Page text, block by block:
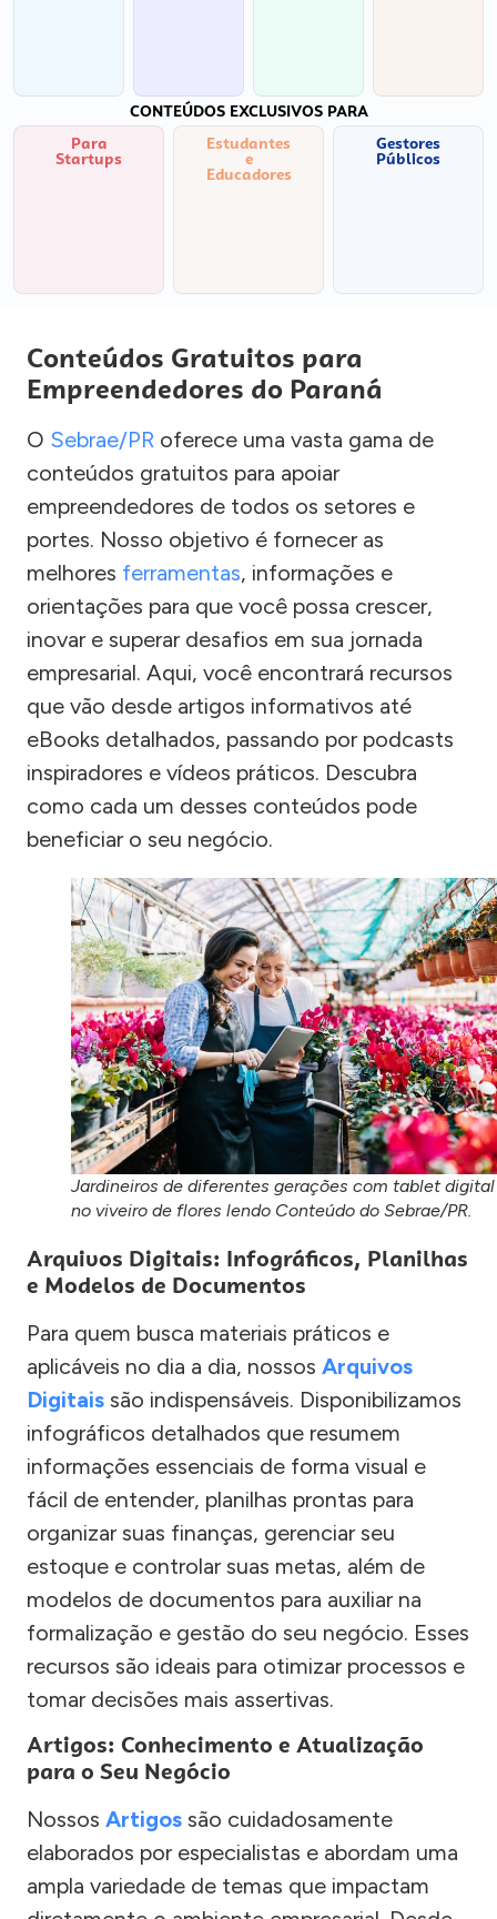
CONTEÚDOS EXCLUSIVOS PARA
Para
Startups
Estudantes
e
Educadores
Gestores
Públicos
Conteúdos Gratuitos para
Empreendedores do Paraná
O Sebrae/PR oferece uma vasta gama de
conteúdos gratuitos para apoiar
empreendedores de todos os setores e
portes. Nosso objetivo é fornecer as
melhores ferramentas, informações e
orientações para que você possa crescer,
inovar e superar desafios em sua jornada
empresarial. Aqui, você encontrará recursos
que vão desde artigos informativos até
eBooks detalhados, passando por podcasts
inspiradores e vídeos práticos. Descubra
como cada um desses conteúdos pode
beneficiar o seu negócio.
Jardineiros de diferentes gerações com tablet digital
no viveiro de flores lendo Conteúdo do Sebrae/PR.
Arquivos Digitais: Infográficos, Planilhas
e Modelos de Documentos
Para quem busca materiais práticos e
aplicáveis no dia a dia, nossos Arquivos
Digitais são indispensáveis. Disponibilizamos
infográficos detalhados que resumem
informações essenciais de forma visual e
fácil de entender, planilhas prontas para
organizar suas finanças, gerenciar seu
estoque e controlar suas metas, além de
modelos de documentos para auxiliar na
formalização e gestão do seu negócio. Esses
recursos são ideais para otimizar processos e
tomar decisões mais assertivas.
Artigos: Conhecimento e Atualização
para o Seu Negócio
Nossos Artigos são cuidadosamente
elaborados por especialistas e abordam uma
ampla variedade de temas que impactam